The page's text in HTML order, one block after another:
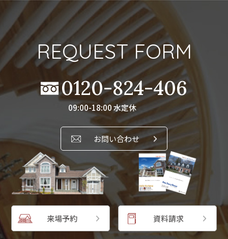
REQUEST FORM
0120-824-406
09:00-18:00 水定休
お問い合わせ
来場予約 資料請求